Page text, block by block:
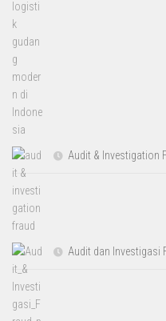
Audit & Investigation
Audit dan Investigasi